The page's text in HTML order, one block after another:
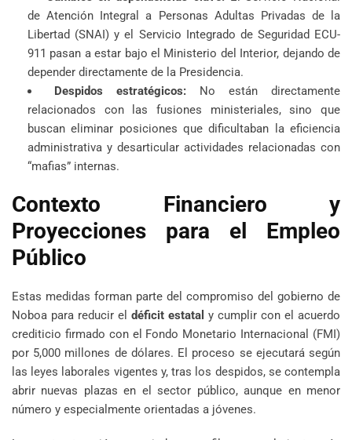
de Atención Integral a Personas Adultas Privadas de la
Libertad (SNAI) y el Servicio Integrado de Seguridad ECU-
911 pasan a estar bajo el Ministerio del Interior, dejando de
depender directamente de la Presidencia.
Despidos estratégicos: No están directamente
relacionados con las fusiones ministeriales, sino que
buscan eliminar posiciones que dificultaban la eficiencia
administrativa y desarticular actividades relacionadas con
“mafias” internas.
Contexto Financiero y
Proyecciones para el Empleo
Público
Estas medidas forman parte del compromiso del gobierno de
Noboa para reducir el déficit estatal y cumplir con el acuerdo
crediticio firmado con el Fondo Monetario Internacional (FMI)
por 5,000 millones de dólares. El proceso se ejecutará según
las leyes laborales vigentes y, tras los despidos, se contempla
abrir nuevas plazas en el sector público, aunque en menor
número y especialmente orientadas a jóvenes.